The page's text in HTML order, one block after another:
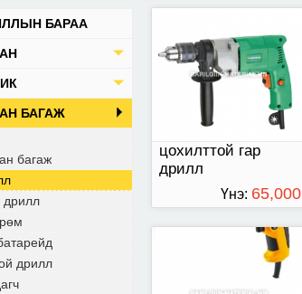
БАРАА
БАГАЖ
багаж
дрилл
дрилл
цохилттой гар
дрилл
Үнэ: 65,000
ТӨГРӨГ
78,000
төгрөг
LY-Z103 цахилгаан
гар дрилл LEIYA